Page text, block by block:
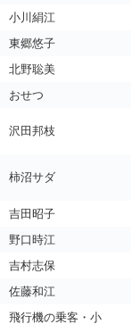
小川絹江
東郷悠子
北野聡美
おせつ
沢田邦枝
柿沼サダ
吉田昭子
野口時江
吉村志保
佐藤和江
飛行機の乗客・小